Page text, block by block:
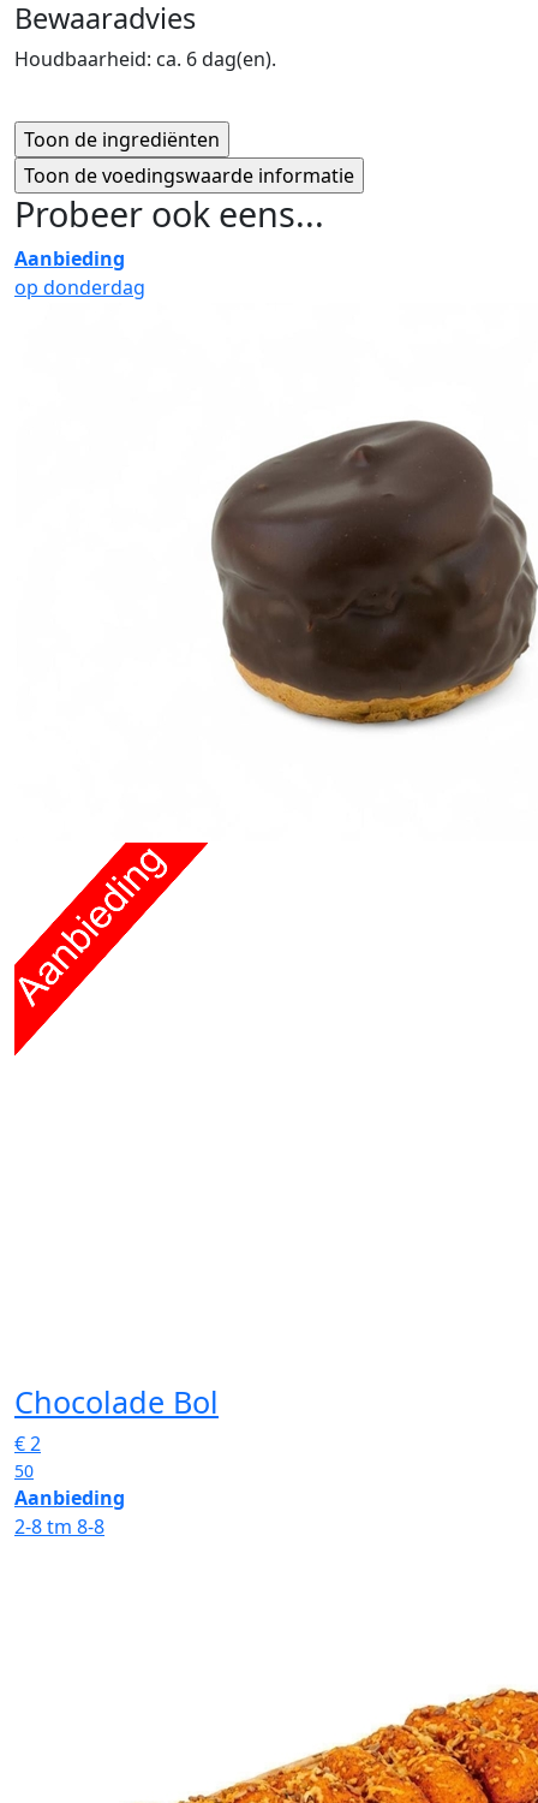
Bewaaradvies
Houdbaarheid: ca. 6 dag(en).
Probeer ook eens...
Aanbieding
op donderdag
Chocolade Bol
€2
50
Aanbieding
2-8 tm 8-8